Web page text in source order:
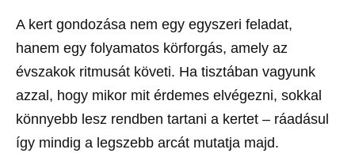
A kert gondozása nem egy egyszeri feladat,
hanem egy folyamatos körforgás, amely az
évszakok ritmusát követi. Ha tisztában vagyunk
azzal, hogy mikor mit érdemes elvégezni, sokkal
könnyebb lesz rendben tartani a kertet – ráadásul
így mindig a legszebb arcát mutatja majd.